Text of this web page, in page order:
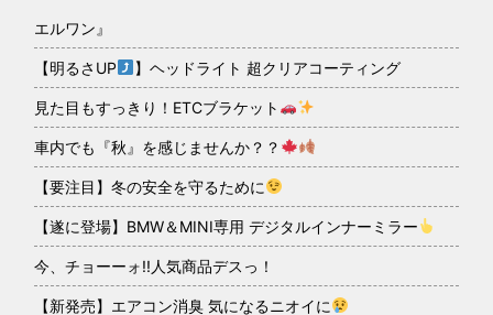
エルワン』
【明るさUP 】ヘッドライト 超クリアコーティング
見た目もすっきり！ETCブラケット
車内でも『秋』を感じませんか？？
【要注目】冬の安全を守るために
【遂に登場】BMW＆MINI専用 デジタルインナーミラー
今、チョーーォ!!人気商品デスっ！
【新発売】エアコン消臭 気になるニオイに